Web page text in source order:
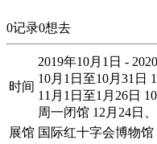
0记录0想去
时间
2019年10月1日 -
10月1日至10月31日
11月1日至1月26日
周一闭馆 12月24日
展馆 国际红十字会博物馆